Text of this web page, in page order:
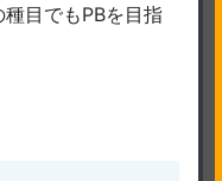
目でもPBを目指